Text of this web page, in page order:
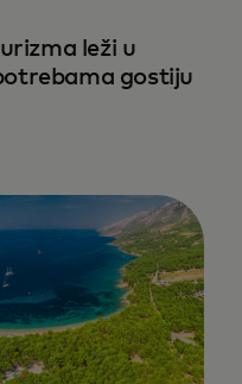
leži u
gostiju
tab